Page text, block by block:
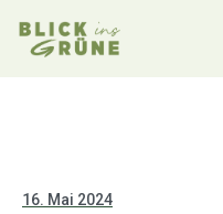
16. Mai 2024